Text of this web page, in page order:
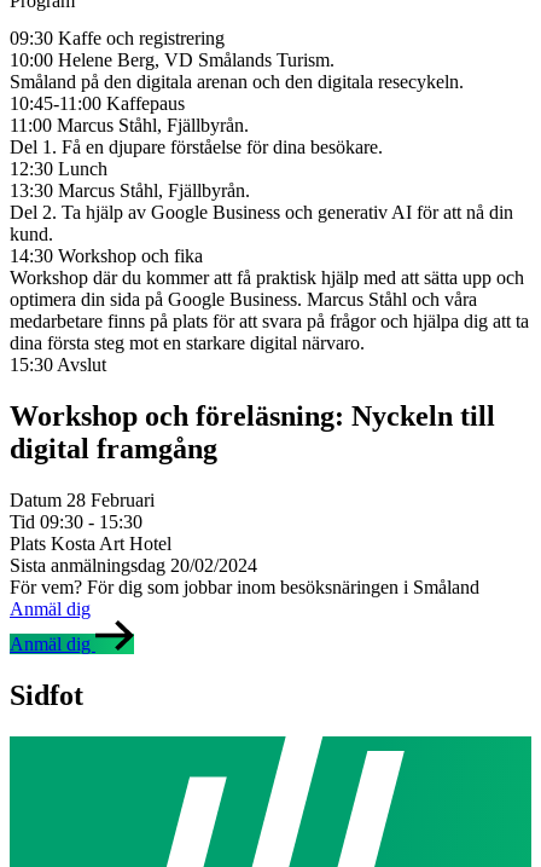
09:30 Kaffe och registrering
10:00 Helene Berg, VD Smålands Turism.
Småland på den digitala arenan och den digitala resecykeln.
10:45-11:00 Kaffepaus
11:00 Marcus Ståhl, Fjällbyrån.
Del 1. Få en djupare förståelse för dina besökare.
12:30 Lunch
13:30 Marcus Ståhl, Fjällbyrån.
Del 2. Ta hjälp av Google Business och generativ AI för att nå din
kund.
14:30 Workshop och fika
Workshop där du kommer att få praktisk hjälp med att sätta upp och
optimera din sida på Google Business. Marcus Ståhl och våra
medarbetare finns på plats för att svara på frågor och hjälpa dig att ta
dina första steg mot en starkare digital närvaro.
15:30 Avslut
Workshop och föreläsning: Nyckeln till
digital framgång
Datum 28 Februari
Tid 09:30 - 15:30
Plats Kosta Art Hotel
Sista anmälningsdag 20/02/2024
För vem? För dig som jobbar inom besöksnäringen i Småland
Anmäl dig
Anmäl dig
Sidfot